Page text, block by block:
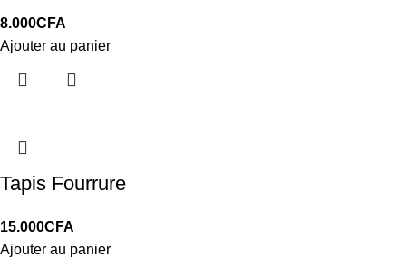
8.000CFA
Ajouter au panier
Tapis Fourrure
15.000CFA
Ajouter au panier